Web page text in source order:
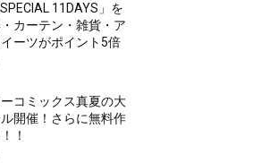
SPECIAL 11DAYS」を
カーテン・雑貨・ア
ーツがポイント5倍
コミックス真夏の大
開催！さらに無料作
！